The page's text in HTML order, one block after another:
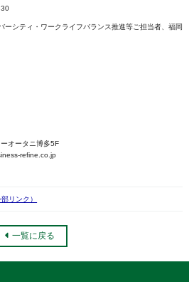
30
ーシティ・ワークライフバランス推進等ご担当者、福岡
オータニ博多5F
refine.co.jp
リンク）
一覧に戻る